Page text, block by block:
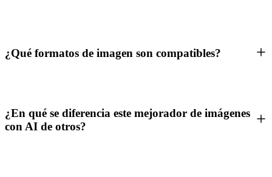
¿Qué formatos de imagen son compatibles?
¿En qué se diferencia este mejorador de imágenes
con AI de otros?